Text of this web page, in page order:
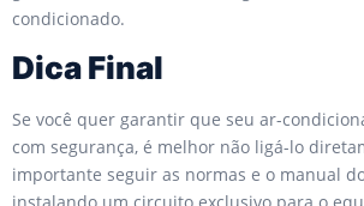
condicionado.
Dica Final
Se você quer garantir que seu ar-
com segurança, é melhor não ligá-lo
importante seguir as normas e o manual